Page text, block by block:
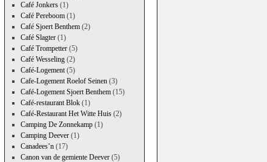
Café Jonkers(1)
Café Pereboom(1)
Café Sjoert Benthem(2)
Café Slagter(1)
Café Trompetter(5)
Café Wesseling(2)
Café-Logement(5)
Cafe-Logement Roelof Seinen(3)
Café-Logement Sjoert Benthem(15)
Café-restaurant Blok(1)
Café-Restaurant Het Witte Huis(2)
Camping De Zonnekamp(1)
Camping Deever(1)
Canadees’n(17)
Canon van de gemiente Deever(5)